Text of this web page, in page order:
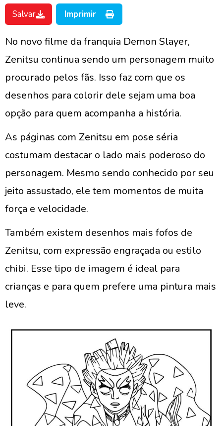
Salvar Imprimir
No novo filme da franquia Demon Slayer,
Zenitsu continua sendo um personagem muito
procurado pelos fãs. Isso faz com que os
desenhos para colorir dele sejam uma boa
opção para quem acompanha a história.
As páginas com Zenitsu em pose séria
costumam destacar o lado mais poderoso do
personagem. Mesmo sendo conhecido por seu
jeito assustado, ele tem momentos de muita
força e velocidade.
Também existem desenhos mais fofos de
Zenitsu, com expressão engraçada ou estilo
chibi. Esse tipo de imagem é ideal para
crianças e para quem prefere uma pintura mais
leve.